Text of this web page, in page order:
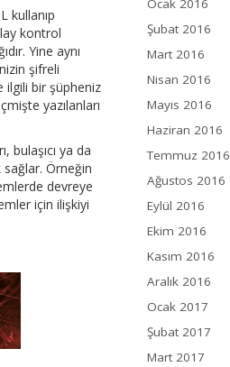
kullanıp
kontrol
Yine aynı
şifreli
ilgili bir şüpheniz
yazılanları
bulaşıcı ya da
Örneğin
devreye
için ilişkiyi
Ocak 2016
Şubat 2016
Mart 2016
Nisan 2016
Mayıs 2016
Haziran 2016
Temmuz 2016
Ağustos 2016
Eylül 2016
Ekim 2016
Kasım 2016
Aralık 2016
Ocak 2017
Şubat 2017
Mart 2017